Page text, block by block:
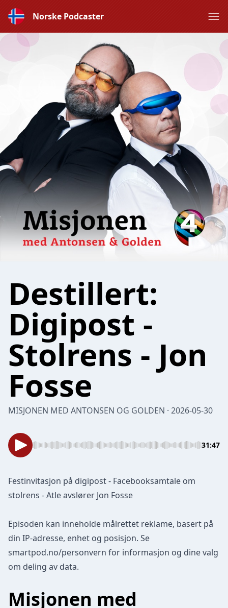
Norske Podcaster
Destillert:
Digipost -
Stolrens - Jon
Fosse
MISJONEN MED ANTONSEN OG GOLDEN · 2026-05-30
31:47
Festinvitasjon på digipost - Facebooksamtale om
stolrens - Atle avslører Jon Fosse
Episoden kan inneholde målrettet reklame, basert på
din IP-adresse, enhet og posisjon. Se
smartpod.no/personvern for informasjon og dine valg
om deling av data.
Misjonen med